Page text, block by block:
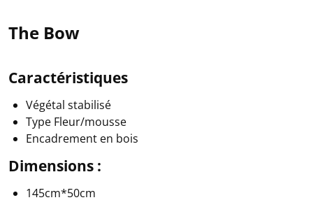
The Bow
Caractéristiques
Végétal stabilisé
Type Fleur/mousse
Encadrement en bois
Dimensions :
145cm*50cm